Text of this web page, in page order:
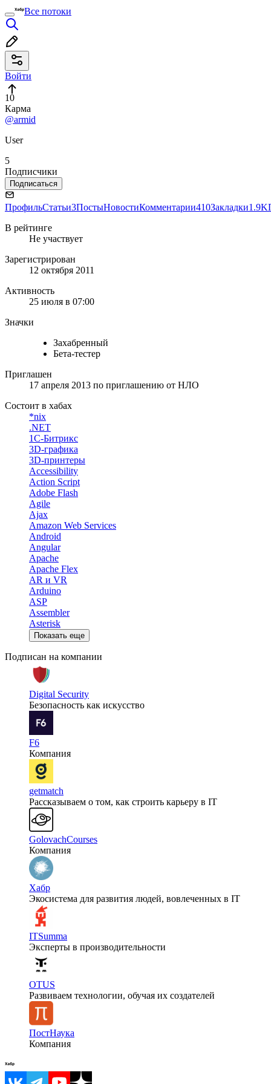
Все потоки
Войти
10
Карма
@armid
User
5
Подписчики
Подписаться
ПрофильСтатьи3ПостыНовостиКомментарии410Закладки1.9K
В рейтинге
Не участвует
Зарегистрирован
12 октября 2011
Активность
25 июля в 07:00
Значки
Захабренный
Бета-тестер
Приглашен
17 апреля 2013 по приглашению от НЛО
Состоит в хабах
*nix
.NET
1С-Битрикс
3D-графика
3D-принтеры
Accessibility
Action Script
Adobe Flash
Agile
Ajax
Amazon Web Services
Android
Angular
Apache
Apache Flex
AR и VR
Arduino
ASP
Assembler
Asterisk
Показать еще
Подписан на компании
Digital Security
Безопасность как искусство
F6
Компания
getmatch
Рассказываем о том, как строить карьеру в IT
GolovachCourses
Компания
Хабр
Экосистема для развития людей, вовлеченных в IT
ITSumma
Эксперты в производительности
OTUS
Развиваем технологии, обучая их создателей
ПостНаука
Компания